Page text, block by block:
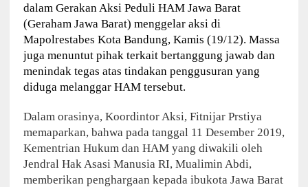
dalam Gerakan Aksi Peduli HAM Jawa Barat
(Geraham Jawa Barat) menggelar aksi di
Mapolrestabes Kota Bandung, Kamis (19/12). Massa
juga menuntut pihak terkait bertanggung jawab dan
menindak tegas atas tindakan penggusuran yang
diduga melanggar HAM tersebut.
Dalam orasinya, Koordintor Aksi, Fitnijar Prstiya
memaparkan, bahwa pada tanggal 11 Desember 2019,
Kementrian Hukum dan HAM yang diwakili oleh
Jendral Hak Asasi Manusia RI, Mualimin Abdi,
memberikan penghargaan kepada ibukota Jawa Barat